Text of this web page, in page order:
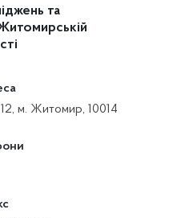
та
м. Житомир, 10014